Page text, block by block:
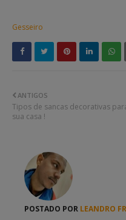
Gesseiro
ANTIGOS
Tipos de sancas decorativas
sua casa !
POSTADO POR LEANDRO